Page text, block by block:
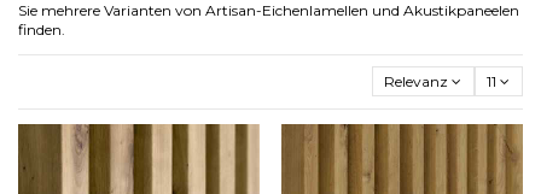
Sie mehrere Varianten von Artisan-Eichenlamellen und Akustikpaneelen
finden.
Relevanz 11